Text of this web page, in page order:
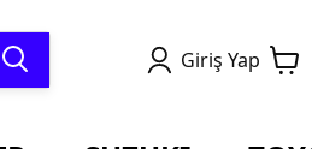
Giriş Yap